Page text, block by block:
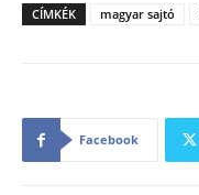
CÍMKÉK magyar sajtó
Facebook